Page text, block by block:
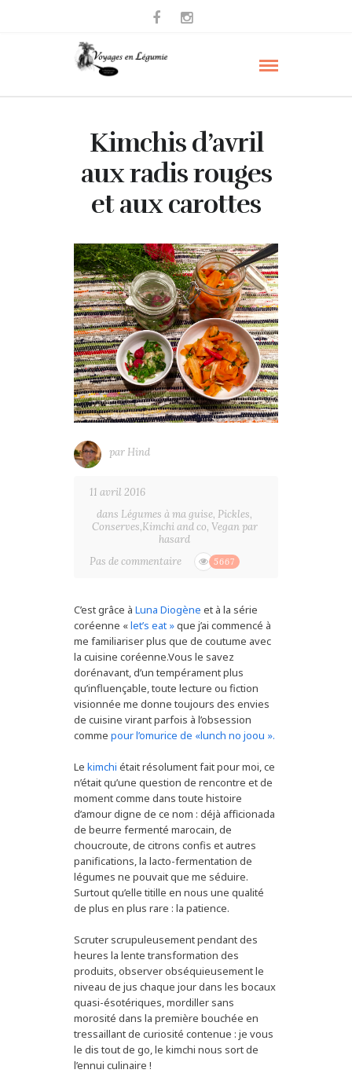
Kimchis d’avril
aux radis rouges
et aux carottes
par Hind
11 avril 2016
dans Légumes à ma guise, Pickles,
Conserves,Kimchi and co, Vegan par
hasard
Pas de commentaire
5667
C’est grâce à Luna Diogène et à la série
coréenne «let’s eat »que j’ai commencé à
me familiariser plus que de coutume avec
la cuisine coréenne.Vous le savez
dorénavant, d’un tempérament plus
qu’influençable, toute lecture ou fiction
visionnée me donne toujours des envies
de cuisine virant parfois à l’obsession
comme pour l’omurice de «lunch no joou ».
Le kimchi était résolument fait pour moi, ce
n’était qu’une question de rencontre et de
moment comme dans toute histoire
d’amour digne de ce nom : déjà afficionada
de beurre fermenté marocain, de
choucroute, de citrons confis et autres
panifications, la lacto-fermentation de
légumes ne pouvait que me séduire.
Surtout qu’elle titille en nous une qualité
de plus en plus rare : la patience.
Scruter scrupuleusement pendant des
heures la lente transformation des
produits, observer obséquieusement le
niveau de jus chaque jour dans les bocaux
quasi-ésotériques, mordiller sans
morosité dans la première bouchée en
tressaillant de curiosité contenue : je vous
le dis tout de go, le kimchi nous sort de
l’ennui culinaire !